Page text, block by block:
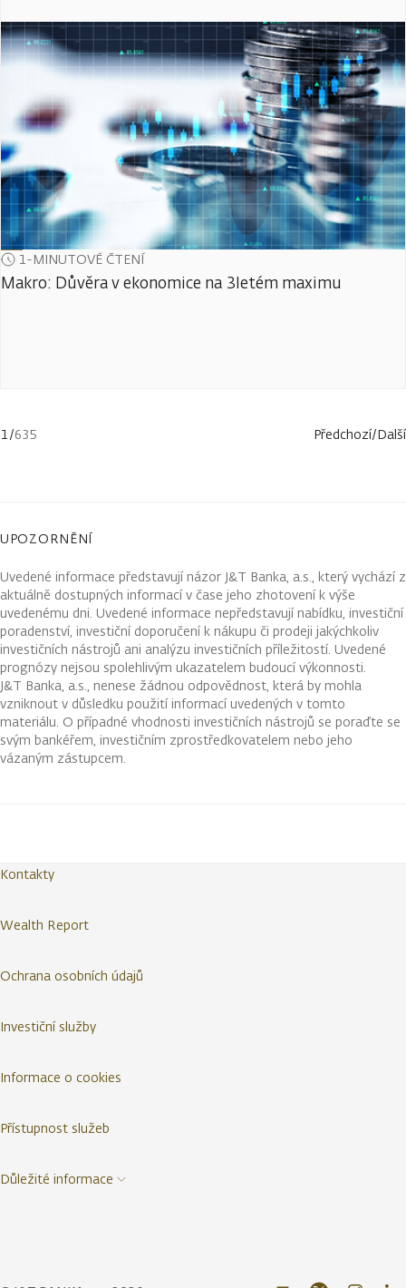
1-MINUTOVÉ ČTENÍ
Makro: Důvěra v ekonomice na 3letém maximu
1/635 Předchozí/Další
UPOZORNĚNÍ
Uvedené informace představují názor J&T Banka, a.s., který vychází z
aktuálně dostupných informací v čase jeho zhotovení k výše
uvedenému dni. Uvedené informace nepředstavují nabídku, investiční
poradenství, investiční doporučení k nákupu či prodeji jakýchkoliv
investičních nástrojů ani analýzu investičních příležitostí. Uvedené
prognózy nejsou spolehlivým ukazatelem budoucí výkonnosti.
J&T Banka, a.s., nenese žádnou odpovědnost, která by mohla
vzniknout v důsledku použití informací uvedených v tomto
materiálu. O případné vhodnosti investičních nástrojů se poraďte se
svým bankéřem, investičním zprostředkovatelem nebo jeho
vázaným zástupcem.
Kontakty
Wealth Report
Ochrana osobních údajů
Investiční služby
Informace o cookies
Přístupnost služeb
Důležité informace